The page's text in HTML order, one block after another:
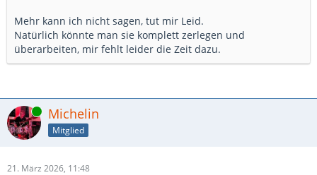
Mehr kann ich nicht sagen, tut mir Leid.
Natürlich könnte man sie komplett zerlegen und
überarbeiten, mir fehlt leider die Zeit dazu.
Online Michelin
Mitglied
21. März 2026, 11:48